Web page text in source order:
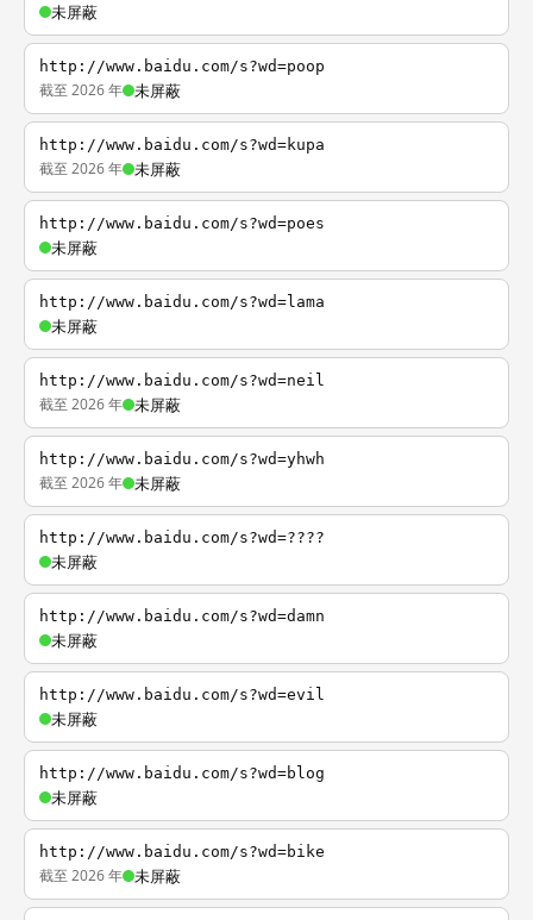
未屏蔽
http://www.baidu.com/s?wd=poop
截至 2026 年 未屏蔽
http://www.baidu.com/s?wd=kupa
截至 2026 年 未屏蔽
http://www.baidu.com/s?wd=poes
未屏蔽
http://www.baidu.com/s?wd=lama
未屏蔽
http://www.baidu.com/s?wd=neil
截至 2026 年 未屏蔽
http://www.baidu.com/s?wd=yhwh
截至 2026 年 未屏蔽
http://www.baidu.com/s?wd=????
未屏蔽
http://www.baidu.com/s?wd=damn
未屏蔽
http://www.baidu.com/s?wd=evil
未屏蔽
http://www.baidu.com/s?wd=blog
未屏蔽
http://www.baidu.com/s?wd=bike
截至 2026 年 未屏蔽